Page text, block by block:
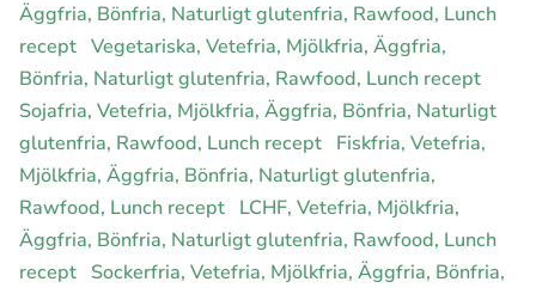
Äggfria, Bönfria, Naturligt glutenfria, Rawfood, Lunch
recept Vegetariska, Vetefria, Mjölkfria, Äggfria,
Bönfria, Naturligt glutenfria, Rawfood, Lunch recept
Sojafria, Vetefria, Mjölkfria, Äggfria, Bönfria, Naturligt
glutenfria, Rawfood, Lunch recept Fiskfria, Vetefria,
Mjölkfria, Äggfria, Bönfria, Naturligt glutenfria,
Rawfood, Lunch recept LCHF, Vetefria, Mjölkfria,
Äggfria, Bönfria, Naturligt glutenfria, Rawfood, Lunch
recept Sockerfria, Vetefria, Mjölkfria, Äggfria, Bönfria,